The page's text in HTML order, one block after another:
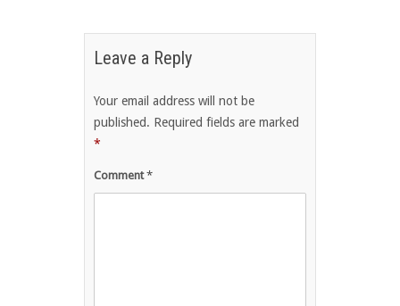
Leave a Reply
Your email address will not be
published. Required fields are marked
*
Comment*